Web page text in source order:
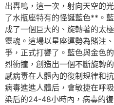
出轟鳴，這一次，射向天空的
了水瓶座特有的怪誕藍色**。
成了一個巨大的、旋轉著的太
靈魂。這場以星座運勢為賭注
爭，正式打響了。藍色與金色
烈衝撞，創造出一個不斷旋轉
感病毒在人體內的復制規律和
病毒進進人體后，會敏捷在呼
染后的24-48小時內，病毒的